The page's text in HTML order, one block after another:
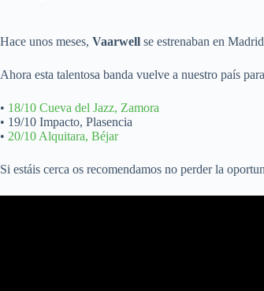
Hace unos meses, Vaarwell se estrenaban en
Ahora esta talentosa banda vuelve a nuestro país
• 18/10 Cueva del Jazz, Zamora
• 19/10 Impacto, Plasencia
• 20/10 Alquitara, Béjar
Si estáis cerca os recomendamos no perder la